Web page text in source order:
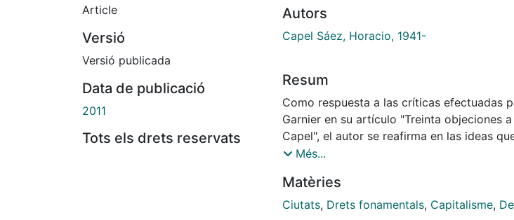
Article
Versió
Versió publicada
Data de publicació
2011
Tots els drets reservats
Autors
Capel Sáez, Horacio, 1941-
Resum
Como respuesta a las críticas efectuadas
Garnier en su artículo "Treinta objeciones
Capel", el autor se reafirma en las ideas
conferencia "Urbanización Generalizada,
que se debe y se puede convencer a los
necesidad de realizar profundas reformas,
Més...
Matèries
Ciutats, Drets fonamentals, Capitalisme,